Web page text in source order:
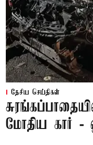
தேசிய செய்திகள்
மோதிய கார் -